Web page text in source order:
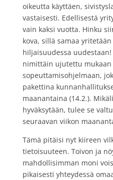
oikeutta käyttäen,
vastaisesti. Edellisestä
vain kaksi vuotta. Hinku
kova, sillä samaa
hiljaisuudessa
nimittäin ujutettu mukaan
sopeuttamisohjelmaan,
pakettina
maanantaina (14.2.).
hyväksytään, tulee se
seuraavan viikon
Tämä pitäisi nyt kiireen
tietoisuuteen. Toivon ja
mahdollisimman moni
pikaisesti yhteydessä